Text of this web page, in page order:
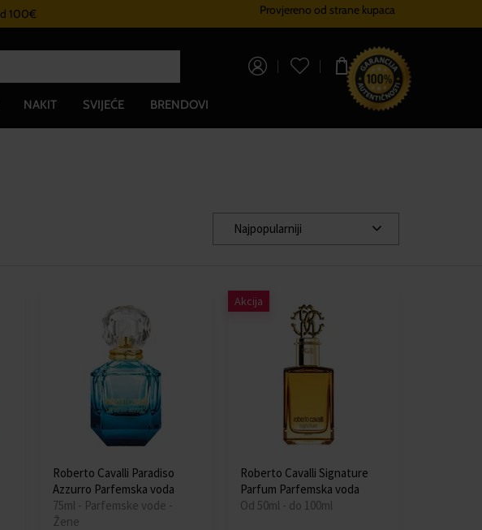
100€ Sustav vjernostiProvjereno od strane kupaca
0,00 €
NAKIT SVIJEĆE BRENDOVI
Najpopularniji
Roberto Cavalli Paradiso
Azzurro Parfemska voda
75ml - Parfemske vode -
Žene
Akcija
Roberto Cavalli Signature
Parfum Parfemska voda
Od 50ml - do 100ml